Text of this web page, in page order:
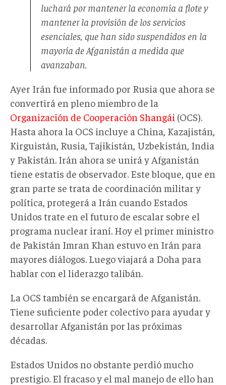
luchará por mantener la economía a flote y
mantener la provisión de los servicios
esenciales, que han sido suspendidos en la
mayoría de Afganistán a medida que
avanzaban.
Ayer Irán fue informado por Rusia que ahora se
convertirá en pleno miembro de la
Organización de Cooperación Shangái (OCS).
Hasta ahora la OCS incluye a China, Kazajistán,
Kirguistán, Rusia, Tajikistán, Uzbekistán, India
y Pakistán. Irán ahora se unirá y Afganistán
tiene estatis de observador. Este bloque, que en
gran parte se trata de coordinación militar y
política, protegerá a Irán cuando Estados
Unidos trate en el futuro de escalar sobre el
programa nuclear iraní. Hoy el primer ministro
de Pakistán Imran Khan estuvo en Irán para
mayores diálogos. Luego viajará a Doha para
hablar con el liderazgo talibán.
La OCS también se encargará de Afganistán.
Tiene suficiente poder colectivo para ayudar y
desarrollar Afganistán por las próximas
décadas.
Estados Unidos no obstante perdió mucho
prestigio. El fracaso y el mal manejo de ello han